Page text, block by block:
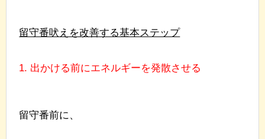
留守番吠えを改善する基本ステップ
1. 出かける前にエネルギーを発散させる
留守番前に、